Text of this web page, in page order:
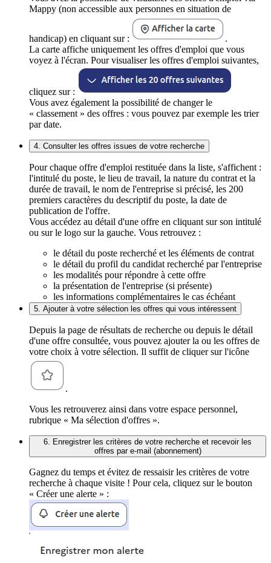
Mappy (non accessible aux personnes en situation de
handicap) en cliquant sur :
.
La carte affiche uniquement les offres d'emploi que vous
voyez à l'écran. Pour visualiser les offres d'emploi suivantes,
cliquez sur :
Vous avez également la possibilité de changer le
« classement » des offres : vous pouvez par exemple les trier
par date.
4. Consulter les offres issues de votre recherche
Pour chaque offre d'emploi restituée dans la liste, s'affichent :
l'intitulé du poste, le lieu de travail, la nature du contrat et la
durée de travail, le nom de l'entreprise si précisé, les 200
premiers caractères du descriptif du poste, la date de
publication de l'offre.
Vous accédez au détail d'une offre en cliquant sur son intitulé
ou sur le logo sur la gauche. Vous retrouvez :
le détail du poste recherché et les éléments de contrat
le détail du profil du candidat recherché par l'entreprise
les modalités pour répondre à cette offre
la présentation de l'entreprise (si présente)
les informations complémentaires le cas échéant
5. Ajouter à votre sélection les offres qui vous intéressent
Depuis la page de résultats de recherche ou depuis le détail
d'une offre consultée, vous pouvez ajouter la ou les offres de
votre choix à votre sélection. Il suffit de cliquer sur l'icône
.
Vous les retrouverez ainsi dans votre espace personnel,
rubrique « Ma sélection d'offres ».
6. Enregistrer les critères de votre recherche et recevoir les
offres par e-mail (abonnement)
Gagnez du temps et évitez de ressaisir les critères de votre
recherche à chaque visite ! Pour cela, cliquez sur le bouton
« Créer une alerte » :